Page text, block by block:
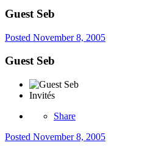
Guest Seb
Posted November 8, 2005
Guest Seb
Invités
Share
Posted November 8, 2005